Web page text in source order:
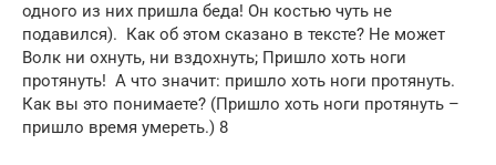
одного из них пришла беда! Он костью чуть не
подавился). ­ Как об этом сказано в тексте? Не может
Волк ни охнуть, ни вздохнуть; Пришло хоть ноги
протянуть! ­ А что значит: пришло хоть ноги протянуть.
Как вы это понимаете? (Пришло хоть ноги протянуть –
пришло время умереть.) 8